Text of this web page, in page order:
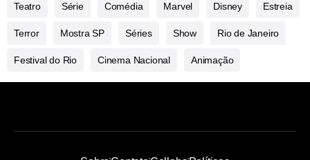
Teatro Série Comédia Marvel Disney Estreia
Terror Mostra SP Séries Show Rio de Janeiro
Festival do Rio Cinema Nacional Animação